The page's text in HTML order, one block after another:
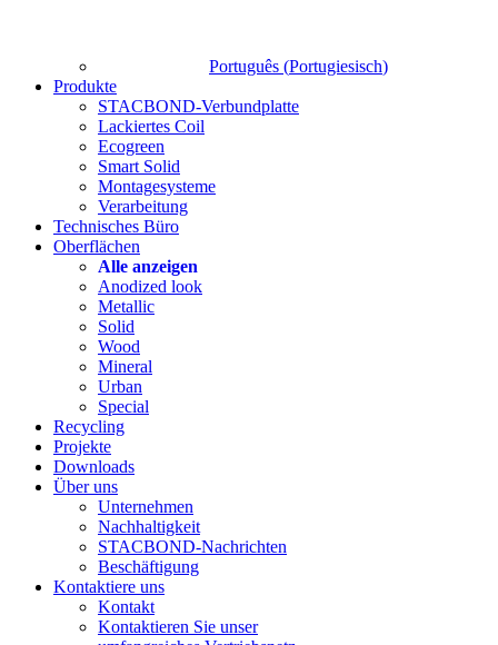
Português (Portugiesisch)
Produkte
STACBOND-Verbundplatte
Lackiertes Coil
Ecogreen
Smart Solid
Montagesysteme
Verarbeitung
Technisches Büro
Oberflächen
Alle anzeigen
Anodized look
Metallic
Solid
Wood
Mineral
Urban
Special
Recycling
Projekte
Downloads
Über uns
Unternehmen
Nachhaltigkeit
STACBOND-Nachrichten
Beschäftigung
Kontaktiere uns
Kontakt
Kontaktieren Sie unser